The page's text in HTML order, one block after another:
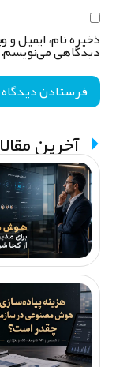
نام، ایمیل و
می‌نویسم.
آخرین مقالات